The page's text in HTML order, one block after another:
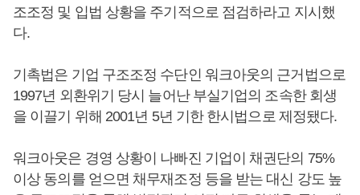
조조정 및 입법 상황을 주기적으로 점검하라고 지시했
다.
기촉법은 기업 구조조정 수단인 워크아웃의 근거법으로
1997년 외환위기 당시 늘어난 부실기업의 조속한 회생
을 이끌기 위해 2001년 5년 기한 한시법으로 제정됐다.
워크아웃은 경영 상황이 나빠진 기업이 채권단의 75%
이상 동의를 얻으면 채무재조정 등을 받는 대신 강도 높